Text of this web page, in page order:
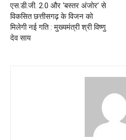
एस.डी.जी. 2.0 और ‘बस्तर अंजोर’ से
विकसित छत्तीसगढ़ के विजन को
मिलेगी नई गति : मुख्यमंत्री श्री विष्णु
देव साय